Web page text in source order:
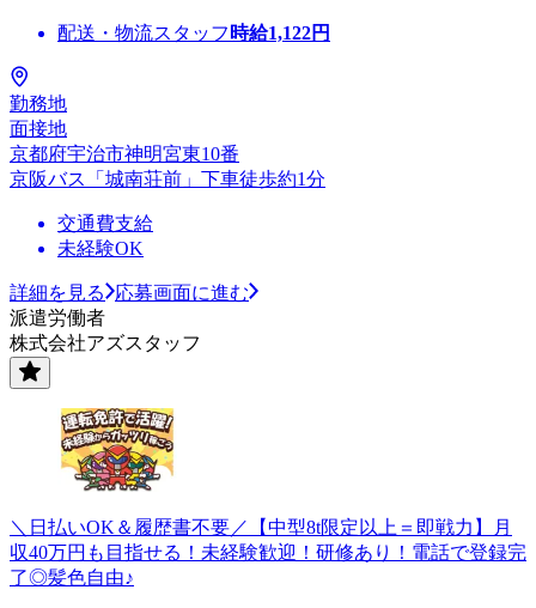
配送・物流スタッフ 時給1,122円
勤務地
面接地
京都府宇治市神明宮東10番
京阪バス「城南荘前」下車徒歩約1分
交通費支給
未経験OK
詳細を見る
応募画面に進む
派遣労働者
株式会社アズスタッフ
＼日払いOK＆履歴書不要／【中型8t限定以上＝即戦力】月
収40万円も目指せる！未経験歓迎！研修あり！電話で登録完
了◎髪色自由♪